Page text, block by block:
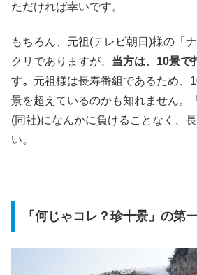
ただければ幸いです。
もちろん、元祖(テレビ朝日)様の「
クリでありますが、 当方は、10景で
す。 元祖様は長寿番組であるため、
景を超えているのかも知れません。
(同社)になんかに負けることなく、
い。
「何じゃコレ？珍十景」の第